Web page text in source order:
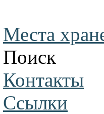
Места
Поиск
Контакты
Ссылки